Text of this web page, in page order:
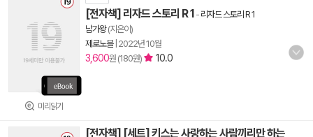
미리읽기
[전자책] 리자드 스토리 R 1 - 리자드 스토리 R 1
남가왕(지은이)
제로노블| 2022년 10월
3,600원 (180원) 10.0
[전자책] [세트] 키스는 사랑하는 사람끼리만 하는